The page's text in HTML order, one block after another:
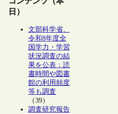
日）
文部科学省、
令和8年度全
国学力・学習
状況調査の結
果を公表：読
書時間や図書
館の利用頻度
等も調査
（39）
調査研究報告